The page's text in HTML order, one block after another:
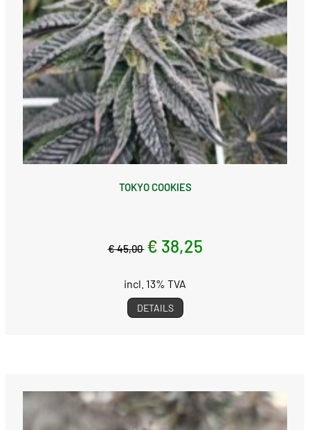
TOKYO COOKIES
€ 45,00 € 38,25
incl. 13% TVA
DETAILS